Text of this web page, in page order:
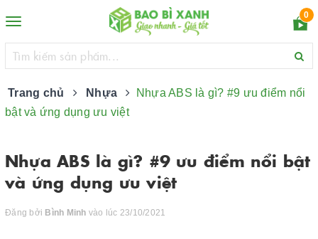
Toggle
navigation
0
Trang chủ Nhựa
Nhựa ABS là gì? #9 ưu điểm nổi
bật và ứng dụng ưu việt
Nhựa ABS là gì? #9 ưu điểm nổi bật
và ứng dụng ưu việt
Đăng bởi Bình Minh vào lúc 23/10/2021